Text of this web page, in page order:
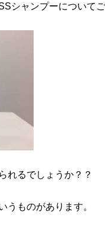
シャンプーについて
れるでしょうか？？
うものがあります。